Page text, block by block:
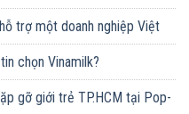
trợ một doanh nghiệp Việt
chọn Vinamilk?
gỡ giới trẻ TP.HCM tại Pop-